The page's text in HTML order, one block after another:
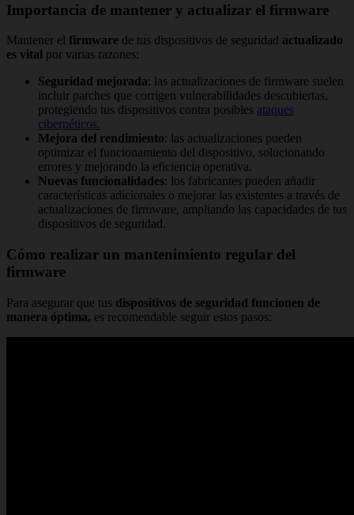
Importancia de mantener y actualizar el firmware
Mantener el firmware de tus dispositivos de seguridad actualizado
es vital por varias razones:
Seguridad mejorada: las actualizaciones de firmware suelen
incluir parches que corrigen vulnerabilidades descubiertas,
protegiendo tus dispositivos contra posibles ataques
cibernéticos.
Mejora del rendimiento: las actualizaciones pueden
optimizar el funcionamiento del dispositivo, solucionando
errores y mejorando la eficiencia operativa.
Nuevas funcionalidades: los fabricantes pueden añadir
características adicionales o mejorar las existentes a través de
actualizaciones de firmware, ampliando las capacidades de tus
dispositivos de seguridad.
Cómo realizar un mantenimiento regular del
firmware
Para asegurar que tus dispositivos de seguridad funcionen de
manera óptima, es recomendable seguir estos pasos: